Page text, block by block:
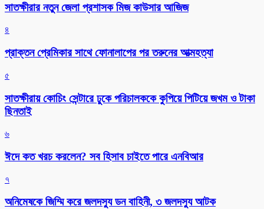
সাতক্ষীরার নতুন জেলা প্রশাসক মিজ কাউসার আজিজ
৪
প্রাক্তন প্রেমিকার সাথে ফোনালাপের পর তরুনের আত্মহত্যা
৫
সাতক্ষীরায় কোচিং সেন্টারে ঢুকে পরিচালককে কুপিয়ে পিটিয়ে জখম ও টাকা
ছিনতাই
৬
ঈদে কত খরচ করলেন? সব হিসাব চাইতে পারে এনবিআর
৭
অনিমেষকে জিম্মি করে জলদস্যু ডন বাহিনী, ৩ জলদস্যু আটক